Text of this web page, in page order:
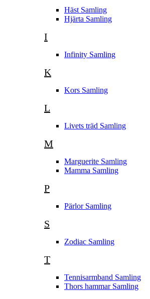
Häst Samling
Hjärta Samling
I
Infinity Samling
K
Kors Samling
L
Livets träd Samling
M
Marguerite Samling
Mamma Samling
P
Pärlor Samling
S
Zodiac Samling
T
Tennisarmband Samling
Thors hammar Samling